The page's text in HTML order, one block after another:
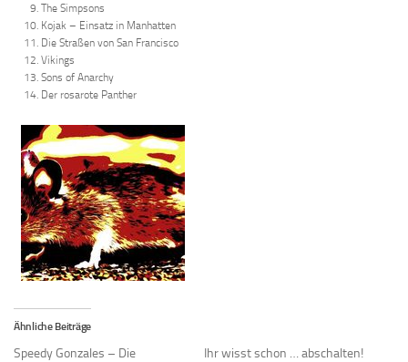
The Simpsons
Kojak – Einsatz in Manhatten
Die Straßen von San Francisco
Vikings
Sons of Anarchy
Der rosarote Panther
Ähnliche Beiträge
Speedy Gonzales – Die
Ihr wisst schon … abschalten!